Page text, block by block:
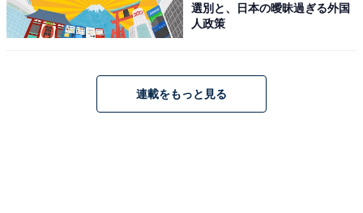
包み紙はゴールド一色
選別と、日本の曖昧過ぎる外国
人政策
連載をもっと見る